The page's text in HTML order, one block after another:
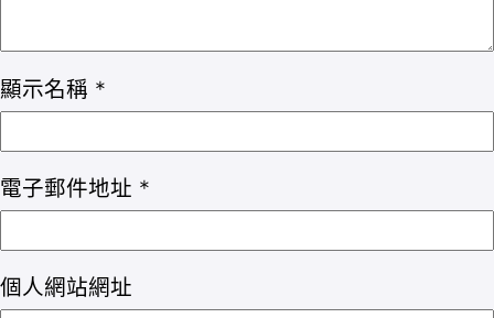
顯示名稱 *
電子郵件地址 *
個人網站網址